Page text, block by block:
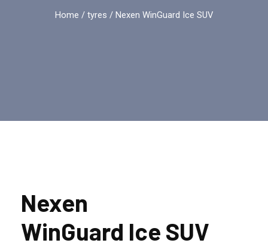
Home / tyres / Nexen WinGuard Ice SUV
Nexen
WinGuard Ice SUV